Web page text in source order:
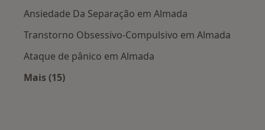
Ansiedade Da Separação em Almada
Transtorno Obsessivo-Compulsivo em Almada
Ataque de pânico em Almada
Mais (15)